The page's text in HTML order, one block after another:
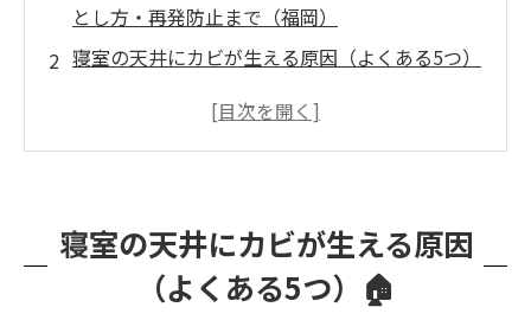
とし方・再発防止まで（福岡）
寝室の天井にカビが生える原因（よくある5つ）
放置するとどうなる？（寝室だからこそ怖い
🧼✨
これはNG！天井カビ取りでやりがちな失敗5つ
寝室の天井にカビが生える原因
（よくある5つ）🏠